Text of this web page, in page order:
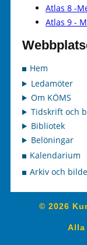
Atlas 8 -
Atlas 9 -
Hem
Ledamöter
Om KÖMS
Tidskrift och
Bibliotek
Belöningar
Kalendarium
Arkiv och
© 2026
Alla